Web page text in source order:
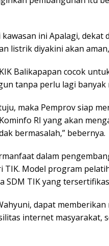
kawasan ini Apalagi,
listrik diyakini akan
Balikapapan cocok
tanpa perlu lagi banyak
maka Pemprov siap
RI yang akan
bermasalah,” bebernya.
dalam
TIK. Model program
SDM TIK yang
dapat
internet masyarakat,